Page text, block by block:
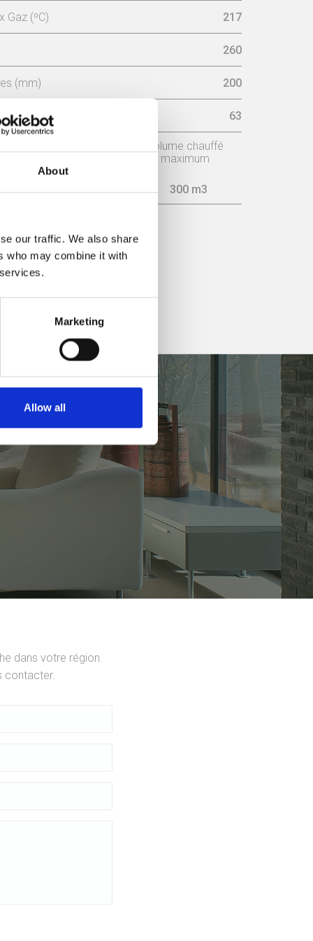
About
our traffic. We also share
who may combine it with
Marketing
Allow all
Gaz (ºC) 217
260
(mm) 200
(Db) 63
3,9 Kg/h
Volume chauffé
maximum
300 m3
dans votre région.
contacter.